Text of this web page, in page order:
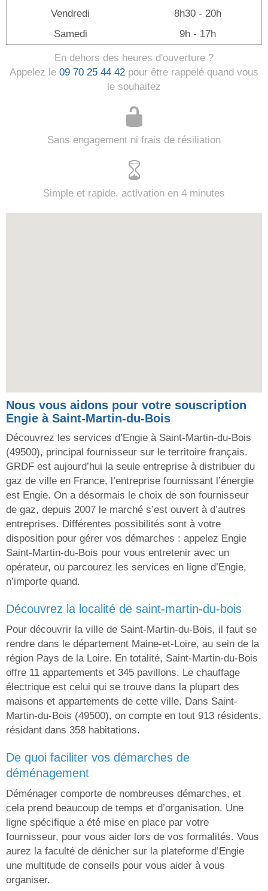
Vendredi
8h30 - 20h
Samedi
9h - 17h
En dehors des heures d'ouverture ?
Appelez le 09 70 25 44 42 pour être rappelé quand vous
le souhaitez
Sans engagement ni frais de résiliation
Simple et rapide, activation en 4 minutes
Nous vous aidons pour votre souscription
Engie à Saint-Martin-du-Bois
Découvrez les services d’Engie à Saint-Martin-du-Bois
(49500), principal fournisseur sur le territoire français.
GRDF est aujourd’hui la seule entreprise à distribuer du
gaz de ville en France, l’entreprise fournissant l’énergie
est Engie. On a désormais le choix de son fournisseur
de gaz, depuis 2007 le marché s’est ouvert à d’autres
entreprises. Différentes possibilités sont à votre
disposition pour gérer vos démarches : appelez Engie
Saint-Martin-du-Bois pour vous entretenir avec un
opérateur, ou parcourez les services en ligne d’Engie,
n’importe quand.
découvrez la localité de saint-martin-du-bois
Pour découvrir la ville de Saint-Martin-du-Bois, il faut se
rendre dans le département Maine-et-Loire, au sein de la
région Pays de la Loire. En totalité, Saint-Martin-du-Bois
offre 11 appartements et 345 pavillons. Le chauffage
électrique est celui qui se trouve dans la plupart des
maisons et appartements de cette ville. Dans Saint-
Martin-du-Bois (49500), on compte en tout 913 résidents,
résidant dans 358 habitations.
de quoi faciliter vos démarches de
déménagement
Déménager comporte de nombreuses démarches, et
cela prend beaucoup de temps et d’organisation. Une
ligne spécifique a été mise en place par votre
fournisseur, pour vous aider lors de vos formalités. Vous
aurez la faculté de dénicher sur la plateforme d’Engie
une multitude de conseils pour vous aider à vous
organiser.